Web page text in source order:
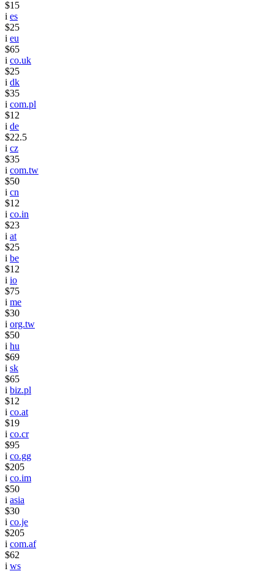
$15
i es
$25
i eu
$65
i co.uk
$25
i dk
$35
i com.pl
$12
i de
$22.5
i cz
$35
i com.tw
$50
i cn
$12
i co.in
$23
i at
$25
i be
$12
i io
$75
i me
$30
i org.tw
$50
i hu
$69
i sk
$65
i biz.pl
$12
i co.at
$19
i co.cr
$95
i co.gg
$205
i co.im
$50
i asia
$30
i co.je
$205
i com.af
$62
i ws